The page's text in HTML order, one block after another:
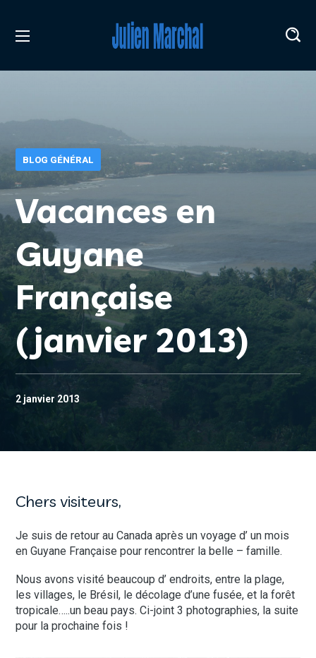
BLOG GÉNÉRAL
Vacances en
Guyane
Française
(janvier 2013)
2 janvier 2013
Chers visiteurs,
Je suis de retour au Canada après un voyage d’ un mois
en Guyane Française pour rencontrer la belle – famille.
Nous avons visité beaucoup d’ endroits, entre la plage,
les villages, le Brésil, le décolage d’une fusée, et la forêt
tropicale…..un beau pays. Ci-joint 3 photographies, la suite
pour la prochaine fois !